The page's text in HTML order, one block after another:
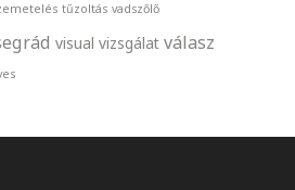
tűzoltás vadszőlő
visual vizsgálat válasz